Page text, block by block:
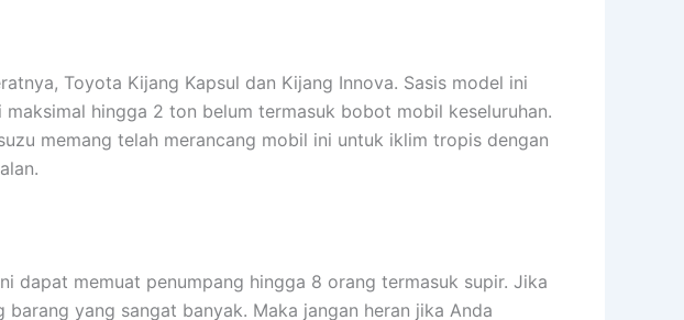
Toyota Kijang Kapsul dan Kijang Innova. Sasis model ini
hingga 2 ton belum termasuk bobot mobil keseluruhan.
memang telah merancang mobil ini untuk iklim tropis dengan
dapat memuat penumpang hingga 8 orang termasuk supir. Jika
yang sangat banyak. Maka jangan heran jika Anda